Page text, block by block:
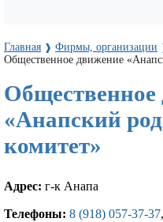
Главная ❱ Фирмы, организации
Общественное движение
Общественное
«Анапский
комитет»
Адрес: г-к Анапа
Телефоны: 8 (918) 057-37-37,